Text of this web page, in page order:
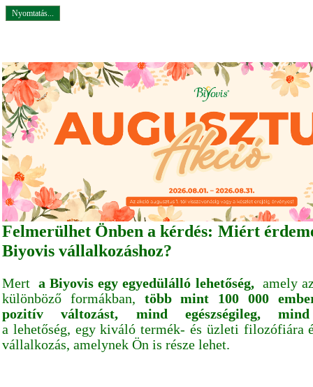
Nyomtatás...
Felmerülhet Önben a kérdés: Miért
Biyovis vállalkozáshoz?
Merta Biyovis egy egyedülálló lehetőség,amely
különböző formákban, több mint 100 000
pozitív változást, mind egészségileg,
a lehetőség, egy kiváló termék- és üzleti filozófiára
vállalkozás, amelynek Ön is része lehet.